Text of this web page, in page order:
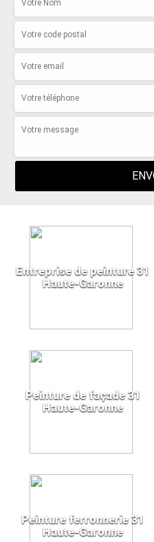
Entreprise de peinture 31
Haute-Garonne
Peinture de façade 31
Haute-Garonne
Peinture ferronnerie 31
Haute-Garonne